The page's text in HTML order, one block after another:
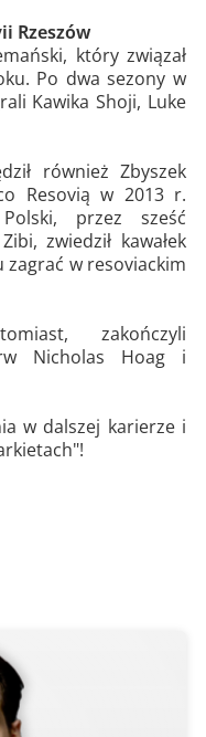
Rzeszów
który związał
Po dwa sezony w
Kawika Shoji, Luke
również Zbyszek
Resovią w 2013 r.
przez sześć
zwiedził kawałek
w resoviackim
zakończyli
Nicholas Hoag i
w dalszej karierze i